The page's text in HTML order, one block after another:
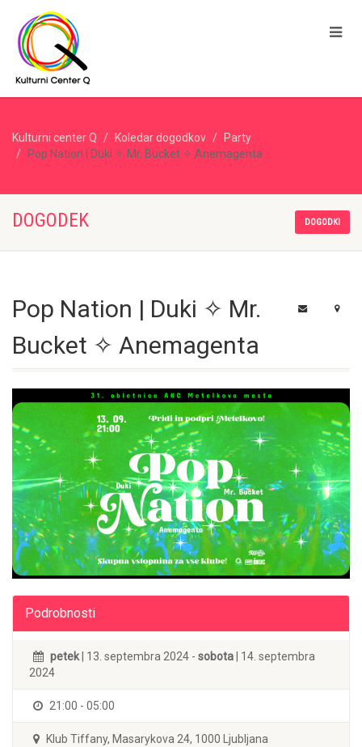
Kulturni center Q Koledar dogodkov
Party
Pop Nation | Duki ✧ Mr. Bucket ✧ Anemagenta
DOGODEK DOGODKI
Pop Nation | Duki ✧ Mr.
Bucket ✧ Anemagenta
Podrobnosti
petek | 13. septembra 2024 - sobota | 14. septembra
2024
21:00 - 05:00
Klub Tiffany, Masarykova 24, 1000 Ljubljana